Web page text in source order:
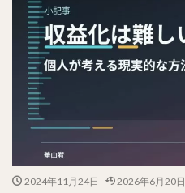
2024年11月24日 2026年6月20日